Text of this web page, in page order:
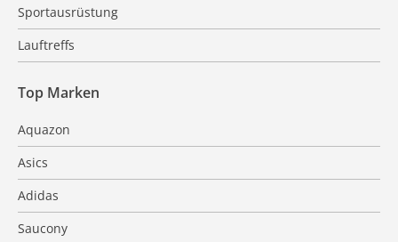
Sportausrüstung
Lauftreffs
Top Marken
Aquazon
Asics
Adidas
Saucony